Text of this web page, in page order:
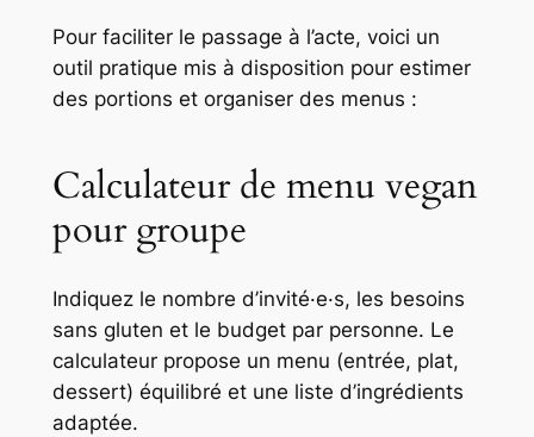
Pour faciliter le passage à l’acte, voici un
outil pratique mis à disposition pour estimer
des portions et organiser des menus :
Calculateur de menu vegan
pour groupe
Indiquez le nombre d’invité·e·s, les besoins
sans gluten et le budget par personne. Le
calculateur propose un menu (entrée, plat,
dessert) équilibré et une liste d’ingrédients
adaptée.